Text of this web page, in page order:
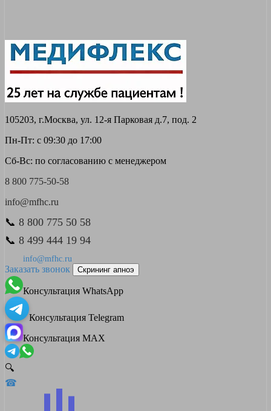
105203, г.Москва, ул. 12-я Парковая д.7, под. 2
Пн-Пт: с 09:30 до 17:00
Сб-Вс: по согласованию с менеджером
8 800 775-50-58
info@mfhc.ru
📞 8 800 775 50 58
📞 8 499 444 19 94
info@mfhc.ru
Заказать звонок Скрининг апноэ
Консультация WhatsApp
Консультация Telegram
Консультация MAX
🔍
☎